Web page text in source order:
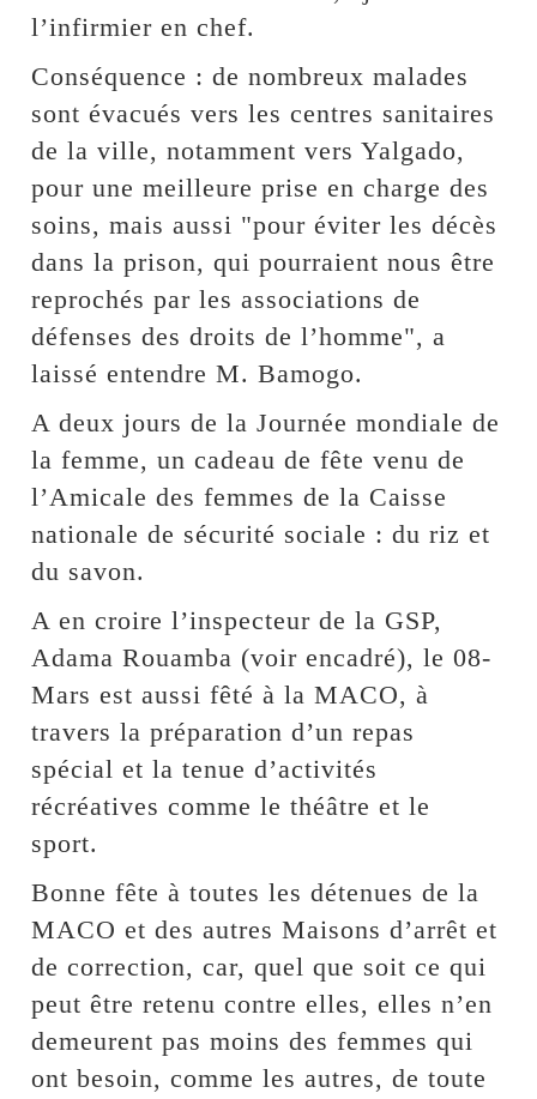
l’infirmier en chef.
Conséquence : de nombreux malades
sont évacués vers les centres sanitaires
de la ville, notamment vers Yalgado,
pour une meilleure prise en charge des
soins, mais aussi "pour éviter les décès
dans la prison, qui pourraient nous être
reprochés par les associations de
défenses des droits de l’homme", a
laissé entendre M. Bamogo.
A deux jours de la Journée mondiale de
la femme, un cadeau de fête venu de
l’Amicale des femmes de la Caisse
nationale de sécurité sociale : du riz et
du savon.
A en croire l’inspecteur de la GSP,
Adama Rouamba (voir encadré), le 08-
Mars est aussi fêté à la MACO, à
travers la préparation d’un repas
spécial et la tenue d’activités
récréatives comme le théâtre et le
sport.
Bonne fête à toutes les détenues de la
MACO et des autres Maisons d’arrêt et
de correction, car, quel que soit ce qui
peut être retenu contre elles, elles n’en
demeurent pas moins des femmes qui
ont besoin, comme les autres, de toute